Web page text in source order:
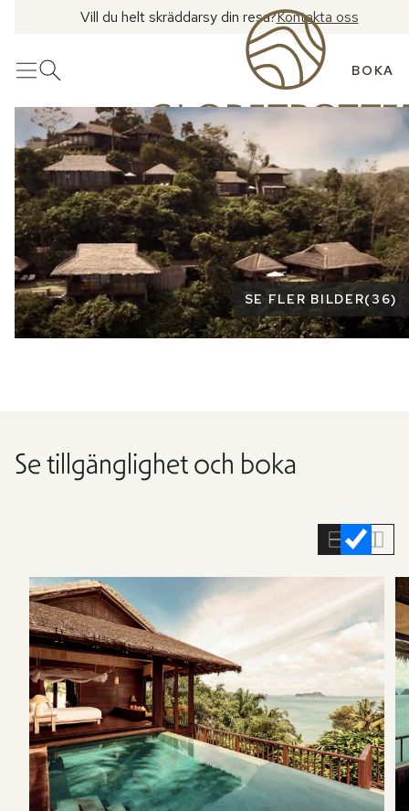
Vill du helt skräddarsy din resa?Kontakta oss
MenyÖppna sök BOKA
Se fler bilder
SE FLER BILDER(36)
Se tillgänglighet och boka